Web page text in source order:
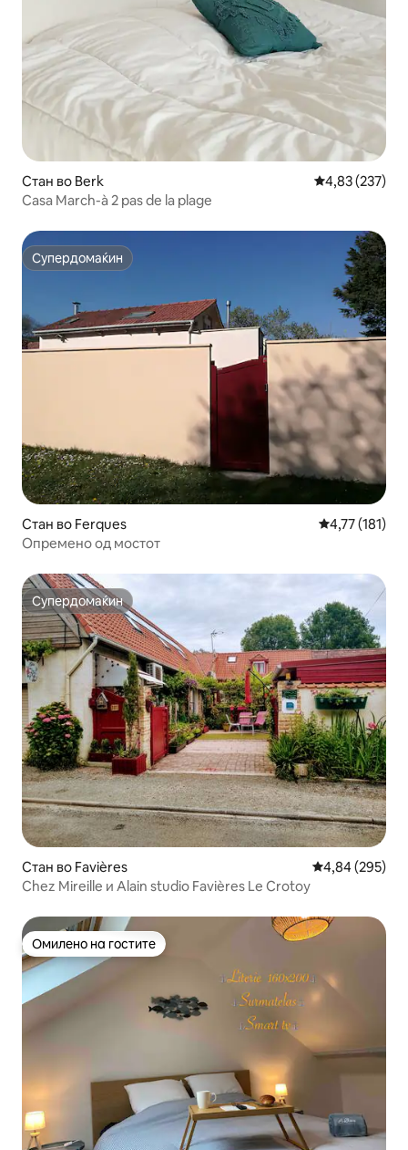
Стан во Berk Просечна
4,83 (237)
Casa March-à 2 pas de la plage
Супердомаќин
Супердомаќин
Стан во Ferques Просечна
4,77 (181)
Опремено од мостот
Супердомаќин
Супердомаќин
Стан во Favières Просечна
4,84 (295)
Chez Mireille и Alain studio Favières Le Crotoy
Омилено на гостите
Омилено на гостите